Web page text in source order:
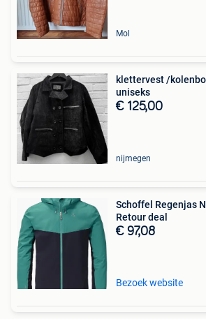
Mol
klettervest /
uniseks
€ 125,00
nijmegen
Schoffel Regenjas
Retour deal
€ 97,08
Bezoek website